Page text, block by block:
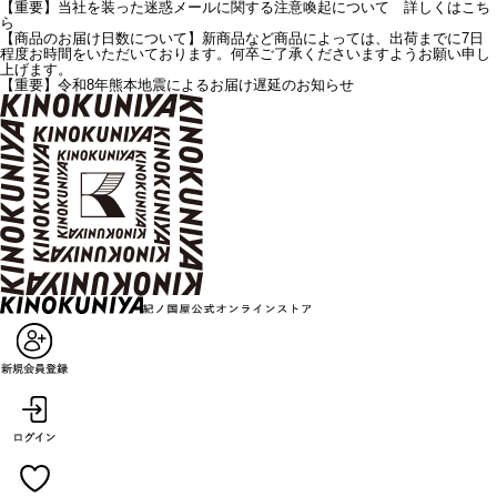
【重要】当社を装った迷惑メールに関する注意喚起について 詳しくはこち
ら
【商品のお届け日数について】新商品など商品によっては、出荷までに7日
程度お時間をいただいております。何卒ご了承くださいますようお願い申し
上げます。
【重要】令和8年熊本地震によるお届け遅延のお知らせ